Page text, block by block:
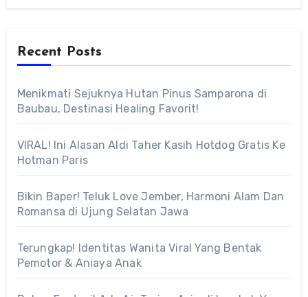
Recent Posts
Menikmati Sejuknya Hutan Pinus Samparona di
Baubau, Destinasi Healing Favorit!
VIRAL! Ini Alasan Aldi Taher Kasih Hotdog Gratis Ke
Hotman Paris
Bikin Baper! Teluk Love Jember, Harmoni Alam Dan
Romansa di Ujung Selatan Jawa
Terungkap! Identitas Wanita Viral Yang Bentak
Pemotor & Aniaya Anak